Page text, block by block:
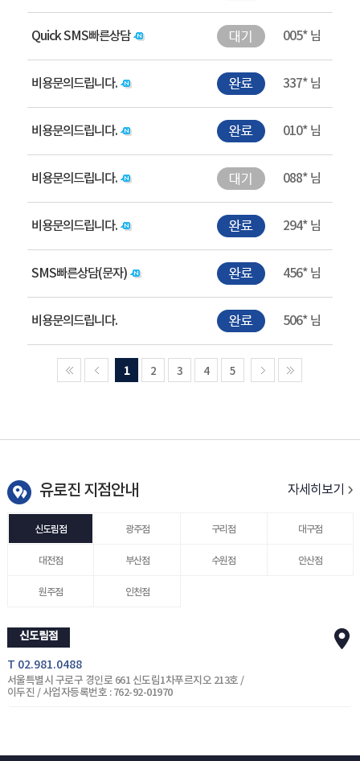
Quick SMS빠른상담 005* 님
비용문의드립니다. 337* 님
비용문의드립니다. 010* 님
비용문의드립니다. 088* 님
비용문의드립니다. 294* 님
SMS빠른상담(문자) 456* 님
비용문의드립니다. 506* 님
1 2 3 4 5
유로진 지점안내 자세히보기
신도림점 광주점 구리점 대구점
대전점 부산점 수원점 안산점
원주점 인천점
신도림점
T 02.981.0488
서울특별시 구로구 경인로 661 신도림1차푸르지오 213호 /
이두진 / 사업자등록번호 : 762-92-01970